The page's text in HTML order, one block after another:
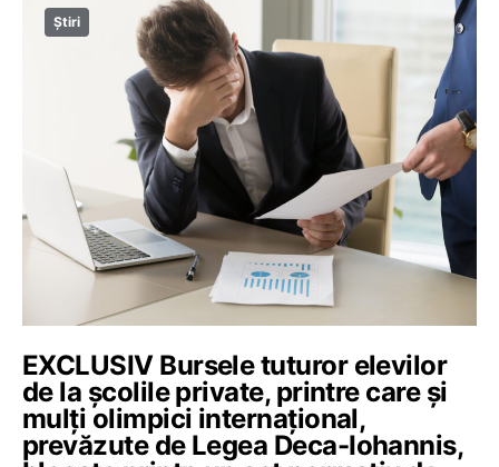
Știri
EXCLUSIV Bursele tuturor elevilor
de la școlile private, printre care și
mulți olimpici internațional,
prevăzute de Legea Deca-Iohannis,